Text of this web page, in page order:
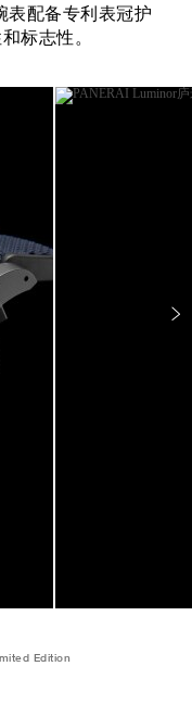
表配备专利表冠护
标志性。
Edition